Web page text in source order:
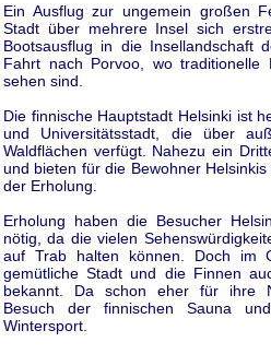
Ein Ausflug zur ungemein großen
Stadt über mehrere Insel sich
Bootsausflug in die Insellandschaft
Fahrt nach Porvoo, wo
sehen sind.
Die finnische Hauptstadt Helsinki ist
und Universitätsstadt, die über
Waldflächen verfügt. Nahezu ein
und bieten für die Bewohner
der Erholung.
Erholung haben die Besucher
nötig, da die vielen
auf Trab halten können. Doch im
gemütliche Stadt und die Finnen
bekannt. Da schon eher für ihre
Besuch der finnischen Sauna
Wintersport.